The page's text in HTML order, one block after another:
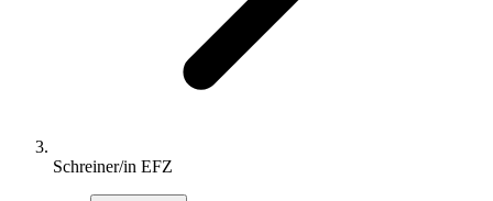
Schreiner/in EFZ